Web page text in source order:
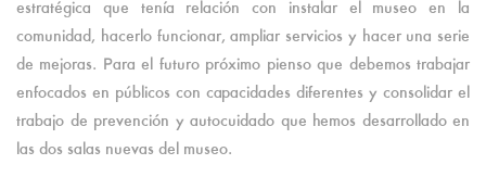
estratégica que tenía relación con instalar el museo en la
comunidad, hacerlo funcionar, ampliar servicios y hacer una serie
de mejoras. Para el futuro próximo pienso que debemos trabajar
enfocados en públicos con capacidades diferentes y consolidar el
trabajo de prevención y autocuidado que hemos desarrollado en
las dos salas nuevas del museo.